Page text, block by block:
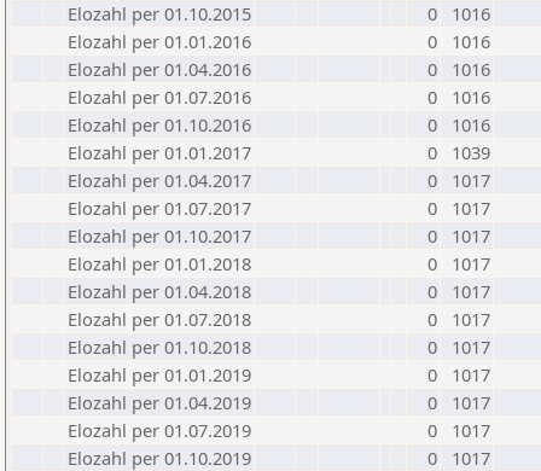
Elozahl per 01.10.2015
0
1016
Elozahl per 01.01.2016
0
1016
Elozahl per 01.04.2016
0
1016
Elozahl per 01.07.2016
0
1016
Elozahl per 01.10.2016
0
1016
Elozahl per 01.01.2017
0
1039
Elozahl per 01.04.2017
0
1017
Elozahl per 01.07.2017
0
1017
Elozahl per 01.10.2017
0
1017
Elozahl per 01.01.2018
0
1017
Elozahl per 01.04.2018
0
1017
Elozahl per 01.07.2018
0
1017
Elozahl per 01.10.2018
0
1017
Elozahl per 01.01.2019
0
1017
Elozahl per 01.04.2019
0
1017
Elozahl per 01.07.2019
0
1017
Elozahl per 01.10.2019
0
1017